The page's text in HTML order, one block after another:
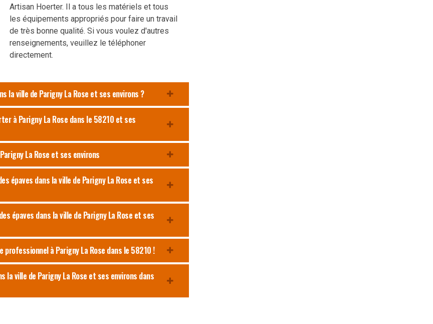
Artisan Hoerter. Il a tous les matériels et tous
les équipements appropriés pour faire un travail
de très bonne qualité. Si vous voulez d'autres
renseignements, veuillez le téléphoner
directement.
la ville de Parigny La Rose et ses environs ?
à Parigny La Rose dans le 58210 et ses
La Rose et ses environs
épaves dans la ville de Parigny La Rose et ses
épaves dans la ville de Parigny La Rose et ses
à Parigny La Rose dans le 58210 !
ville de Parigny La Rose et ses environs dans